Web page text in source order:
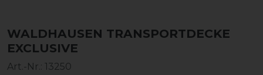
WALDHAUSEN TRANSPORTDECKE
EXCLUSIVE
Art.-Nr.: 13250